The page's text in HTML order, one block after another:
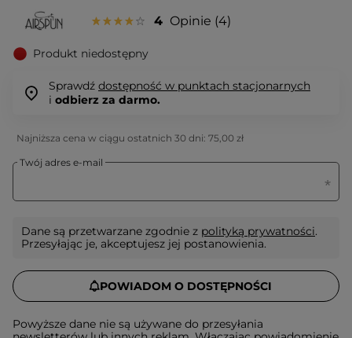
4 Opinie 4
Produkt niedostępny
Sprawdź dostępność w punktach stacjonarnych
i odbierz za darmo.
Najniższa cena w ciągu ostatnich 30 dni: 75,00 zł
Twój adres e-mail
Dane są przetwarzane zgodnie z polityką prywatności.
Przesyłając je, akceptujesz jej postanowienia.
POWIADOM O DOSTĘPNOŚCI
Powyższe dane nie są używane do przesyłania